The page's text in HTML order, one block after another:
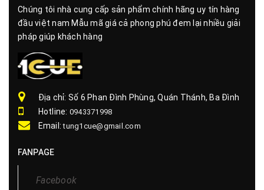
Chúng tôi nhà cung cấp sản phẩm chính hãng uy tín hàng
đầu việt nam Mẫu mã giá cả phong phú đem lại nhiều giải
pháp giúp khách hàng
Địa chỉ: Số 6 Phan Đình Phùng, Quán Thánh, Ba Đình
Hotline: 0943371998
Email:tung1cue@gmail.com
FANPAGE
Facebook